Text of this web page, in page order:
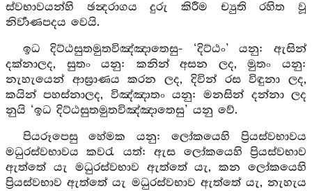
ස්වභාවයන්හි ඡන්‍දරාගය දුරු කිරීම ච්‍යුති රහිත වූ
නිර්‍වාණපදය වෙයි.
ඉධ දිට්ඨසුතමුතවිඤ්ඤාතෙසු- ‘දිට්ඨං’ යනු: ඇසින්
දක්නාලද, සුතං යනු: කනින් අසන ලද, මුතං යනු:
නැහැයෙන් ආඝ්‍රාණය කරන ලද, දිවින් රස විඳුනා ලද,
කයින් පහස්නාලද, විඤ්ඤාතං යනු: මනසින් දන්නා ලද
නුයි ‘ඉධ දිට්ඨසුතමුතවිඤ්ඤාතෙසු’ යනු වේ.
පියරූපෙසු හේමක යනු: ලෝකයෙහි ප්‍රියස්වභාවය
මධුරස්වභාවය කවරැ යත්: ඇස ලෝකයෙහි ප්‍රියස්වභාව
ඇත්තේ යැ මධුරස්වභාව ඇත්තේ යැ, කන ලෝකයෙහි
ප්‍රියස්වභාව ඇත්තේ යැ මධුරස්වභාව ඇත්තේ යැ, නැහැය